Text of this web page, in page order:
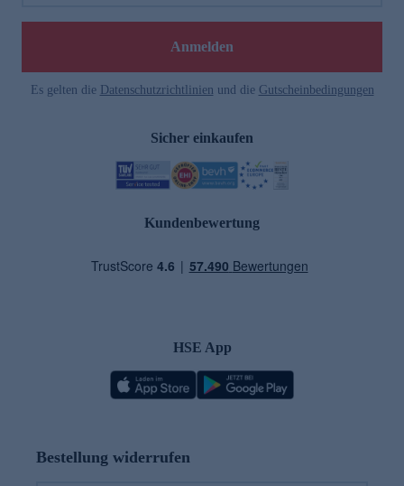
Anmelden
Es gelten die Datenschutzrichtlinien und die Gutscheinbedingungen
Sicher einkaufen
Kundenbewertung
HSE App
Bestellung widerrufen